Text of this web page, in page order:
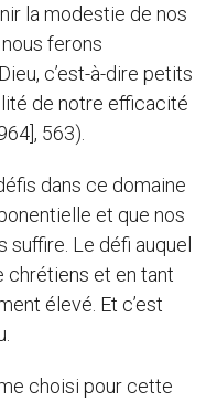
la modestie de nos
ferons
c’est-à-dire petits
de notre efficacité
563).
dans ce domaine
et que nos
suffire. Le défi auquel
chrétiens et en tant
élevé. Et c’est
choisi pour cette